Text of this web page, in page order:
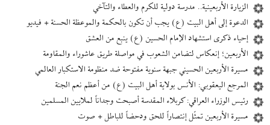
الزيارة الأربعينية.. مدرسة دولية للكرم والعطاء والتآخي
الدعوة إلى أهل البيت (ع) يجب أن تكون بالحكمة والموعظة الحسنة + فيديو
إحياء ذكرى استشهاد الإمام الحسين (ع) ينبع من العشق
الأربعين؛ إنعكاس لتضامن الشعوب في مواصلة طريق عاشوراء والمقاومة
مسيرة الأربعين الحسيني جبهة سنوية مفتوحة ضد منظومة الاستكبار العالمي
المرجع اليعقوبي: الأنس بولاية أهل البيت (ع) من أعظم نعم الجنة
رئيس الوزراء العراقي: كربلاء المقدسة أصبحت وجداناً لملايين المسلمين
مسيرة الأربعين تمثّل إنتصاراً للحق ودحضاً للباطل + صوت